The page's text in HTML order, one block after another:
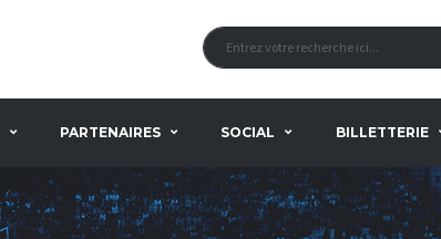
PARTENAIRES SOCIAL BILLETTERIE